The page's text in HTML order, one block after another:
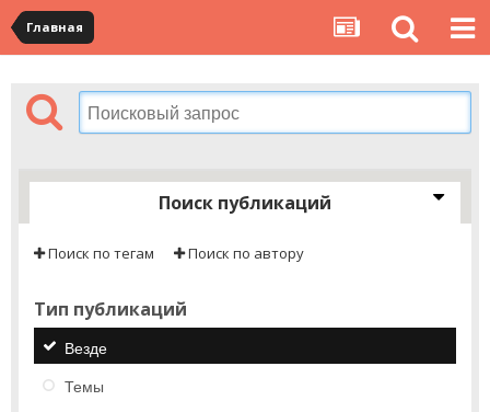
Главная
Поиск публикаций
Поиск по тегам Поиск по автору
Тип публикаций
Везде
Темы